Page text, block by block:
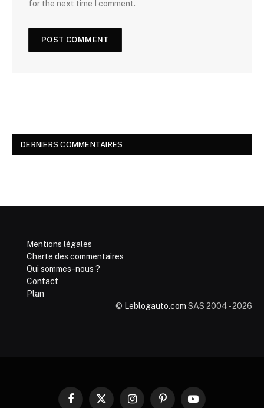
for the next time I comment.
DERNIERS COMMENTAIRES
Mentions légales
Charte des commentaires
Qui sommes-nous ?
Contact
Plan
© Leblogauto.com SAS 2004 - 2026
Facebook
X InstagramPinterestYouTube